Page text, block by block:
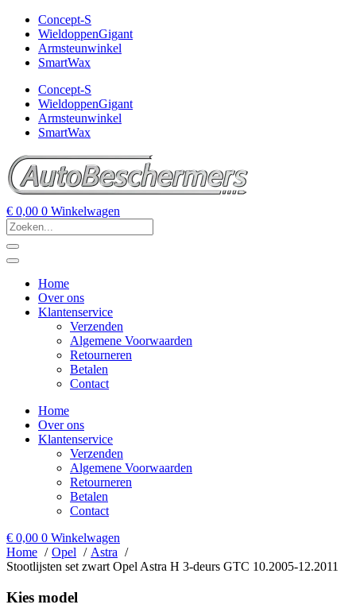
Concept-S
WieldoppenGigant
Armsteunwinkel
SmartWax
Concept-S
WieldoppenGigant
Armsteunwinkel
SmartWax
€ 0,00 0 Winkelwagen
Home
Over ons
Klantenservice
Verzenden
Algemene Voorwaarden
Retourneren
Betalen
Contact
Home
Over ons
Klantenservice
Verzenden
Algemene Voorwaarden
Retourneren
Betalen
Contact
€ 0,00 0 Winkelwagen
Home
Opel
Astra
Stootlijsten set zwart Opel Astra H 3-deurs GTC 10.2005-12.2011
Kies model​